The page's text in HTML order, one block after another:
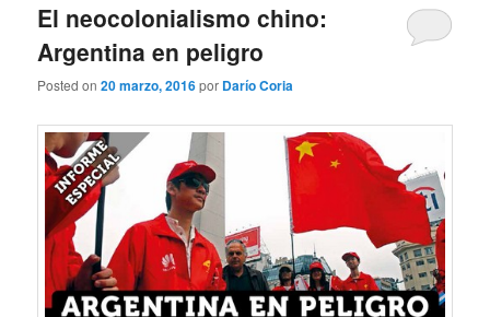
El neocolonialismo chino:
Argentina en peligro
Posted on20 marzo, 2016por Darío Coria